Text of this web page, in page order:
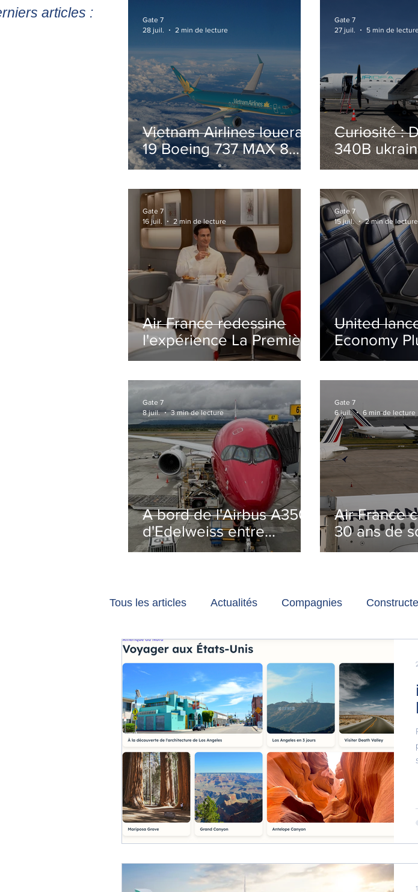
articles :
Vietnam Airlines louera
19 Boeing 737 MAX 8
pour accélérer la
flotte
Gate 7
28 juil.
2 min de lecture
Curiosité :
340B
ciel Italien
Gate 7
27 juil.
5 min de lecture
Air France redessine
l'expérience La Première
avec un salon
Paris-CDG
Gate 7
16 juil.
2 min de lecture
United
Economy
siège
Gate 7
15 juil.
2 min de lecture
A bord de l'Airbus A350
d'Edelweiss entre
Vancouver et Zurich
Gate 7
8 juil.
3 min de lecture
Air France
30 ans de
Paris-
Gate 7
6 juil.
6 min de lecture
Tous les articles Actualités Compagnies
Les tribunes de Gate7
Voyages Reportages